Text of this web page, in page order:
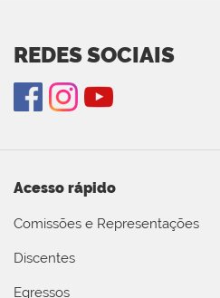
REDES SOCIAIS
Acesso rápido
Comissões e Representações
Discentes
Egressos